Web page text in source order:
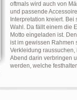
oftmals wird auch von
und passende
Interpretation kreiert.
Wahl. Da fällt einem die
Motto eingeladen ist.
ist im gewissen Rahmen
Verkleidung
Abend darin verbringen
werden, welche